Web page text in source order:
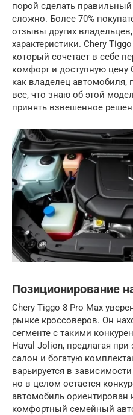
порой сделать
сложно. Более 70%
отзывы других
характеристики. Chery
который сочетает в себе
комфорт и доступную цену
как владелец автомобиля,
все, что знаю об этой
принять взвешенное
Позиционирование
Chery Tiggo 8 Pro Max
рынке кроссоверов. Он
сегменте с такими
Haval Jolion, предлагая
салон и богатую
варьируется в
но в целом остается
автомобиль ориентирован
комфортный семейный